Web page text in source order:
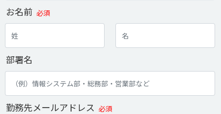
お名前 必須
部署名
勤務先メールアドレス 必須